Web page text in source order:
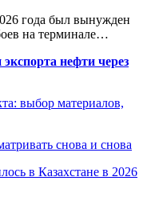
года был вынужден
на терминале…
нефти через
выбор материалов,
снова и снова
в Казахстане в 2026